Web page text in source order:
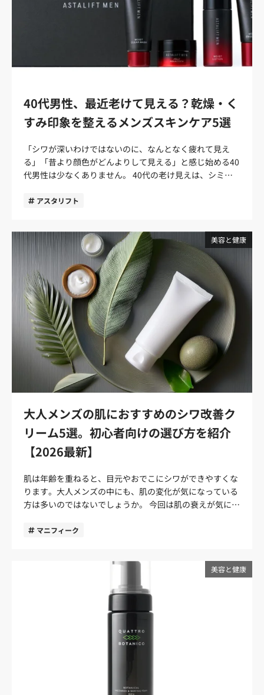
やすい理由 旅行や出張では、普段と違う環境で過ごすた
め、肌の調子が乱れやすくなります。ホテルの空調や長時
間移動、外食続き、睡眠不足などが重なると、いつもは気
にならない乾燥やテカリが出やすくなることもあります。
特に30〜40代の男性は、若いころよりも肌の水分不足や皮
つきが目立ちやすくなるため、最低限のケアを続けること
が大切です。 外泊中の原因起こりやすい肌悩み意識したい
ケアホテルの空調・機内の乾燥つっぱり、カサつき、口ま
足くすんだ印象、乾燥、コンディションの乱れ最低限の洗
顔と保湿を省かない外食続き・生活リズムの乱れテカリ、
皮脂崩れ、肌荒れ汗や皮脂を落として保湿するひげ剃り後
やすい保湿アイテムを選ぶ 外泊中の肌悩みは、単に「乾燥
洗顔や保湿を後回しにしてしまい、その積み重ねで肌の印
象が崩れやすくなります。だからこそ、外泊時は複雑なケ
アではなく、少ない手数で続けられるアイテムを選ぶこと
がポイントです。 旅行・出張用メンズスキンケアの選び方
旅行・出張用のメンズスキンケアは、普段使いのアイテム
をそのまま持っていけばよいわけではありません。外泊中
は荷物をできるだけ減らしたい一方で、ホテルの乾燥や移
動中の紫外線、ひげ剃り後の肌荒れなど、肌に負担がかか
る場面も増えます。 選ぶときは「持ち運びやすいか」「少
ない手数で使えるか」「外泊中の肌悩みに合っているか」
をチェックしましょう。ここでは、出張や旅行に持ってい
きやすいメンズスキンケアアイテムの選び方を紹介しま
ベルセットは、外泊用に便利です。必要なアイテムが最初
からまとまっているため、「何を持っていけばいいかわか
らない」というスキンケア初心者でも選びやすいでしょ
う。 特に2泊以上の出張や旅行では、洗顔と保湿をどちら
トルを詰め替える手間がなく、ポーチ付きの商品ならバッ
グの中でも散らばりにくいため、荷物をコンパクトにまと
めたい男性に向いています。 時短したいならオールインワ
ルで手早くケアを済ませたい人には、オールインワンや兼
だけで保湿ケアを完了しやすいのが魅力です。 出張中は朝
の準備に余裕がなかったり、旅行中は疲れて夜のケアが面
倒になったりしがちです。顔・体に使えるスプレー化粧水
なども、少ない手数で保湿しやすいアイテム。1泊の外泊
の乾燥が気になるなら保湿力で選ぶ ホテル泊や飛行機・新
幹線での移動が多い人は、保湿力を重視して選びましょ
せたりすることだけではありません。大切なのは、テカ
リ・カサつき・毛穴目立ち・ひげ剃り後の赤みなどを目立
が整っていると、髪型や服装まできちんとして見えやすく
なります。一方で、顔のベタつきや乾燥が目立つと、実際
で大切なのは、「洗顔で余分な皮脂を落とす」、「保湿で
乾燥を防ぐ」、「日中はUV対策や自然な肌補正で肌印象を
整える」ことです。まずは「肌をきれいに見せるための身
清潔感に肌が影響しやすい理由 清潔感は、髪型や服装だけ
で決まるものではありません。顔は人と会ったときに最初
に見られやすい部分なので、肌の状態も印象に大きく関わ
つき、毛穴の目立ちなどが出やすく、30〜40代になると乾
でも清潔感は変わります。 テカリやベタつきは疲れた印象
に見えやすい 額や鼻まわりがテカっていると、顔全体が重
たく見えたり、疲れているように見えたりすることがあり
ます。皮脂が出ること自体は自然なことですが、余分な皮
脂や汚れをそのままにしていると、毛穴汚れやベタつきが
目立ちやすくなります。 清潔感を意識するなら、まずは顔
用の洗顔料で余分な皮脂を落とすことが大切です。ただ
し、洗いすぎや落としすぎは乾燥につながるため、洗い上
がりがつっぱりにくいものを選びましょう。 カサつきや粉
ふきは手入れ不足に見えやすい 口まわりや頬がカサついて
いると、肌が荒れて見えたり、生活感が出たりすることが
あります。30〜40代の男性は、皮脂は気になるのに肌の水
分不足には気づきにくいケースもあるでしょう。 洗顔後に
何も塗らずにいると、肌の乾燥が進み、カサつきや粉ふき
が目立ちやすくなります。清潔感を保つには、洗顔後の保
湿までをセットにすることが大切です。 毛穴・赤み・青ひ
げは肌印象を左右しやすい 毛穴の目立ち、ひげ剃り後の赤
み、青ひげ、ニキビ跡なども、男性の肌印象に関わりやす
い部分です。 毛穴の目立ちやひげ剃り後の赤みが気になる
場合は、まずは洗顔と保湿で肌をすこやかに整えることが
基本です。肌の乾燥や皮脂バランスが乱れていると、毛穴
ことが清潔感につながります。 清潔感を保つメンズスキン
ん。まずは、余分な皮脂や汚れを落とす「洗顔」、乾燥を
防ぐ「保湿」、日中の肌を守る「UV対策」の3つを押さえ
感への影響STEP1.洗顔余分な皮脂や汚れを落とす洗顔料テ
カリや毛穴汚れを目立ちにくくするSTEP2.保湿乾燥やカサ
つきを防ぐ化粧水・乳液・オールインワン肌のつっぱりや
粉ふきを防ぎ、整った印象に見せるSTEP3.UV対策紫外線
40代男性、最近老けて見える？乾燥・く
すみ印象を整えるメンズスキンケア5選
「シワが深いわけではないのに、なんとなく疲れて見え
る」「昔より顔色がどんよりして見える」と感じ始める40
代男性は少なくありません。 40代の老け見えは、シミや
印象、ハリ不足、紫外線による肌ダメージの蓄積などが重
い」と感じる男性も多いはず。40代男性の老け見え対策
は、いきなり特別なケアを増やすことではなく、保湿やUV
対策を中心に、肌印象を整えることから始めるのがおすす
めです。 この記事では、40代男性の老け見え対策とし
て、スキンケア初心者でも取り入れやすいアイテムの選び
方とおすすめ商品を紹介します。 40代男性の老け見え対
策は「肌印象」を整えることから 40代の老け見え対策で
大切なのは、いきなりシミやシワだけを気にすることでは
ありません。まずは、乾燥・くすんだ印象・ハリ不足な
ど、顔全体を疲れて見せる要素を整えることが重要です。
肌にうるおいがあり、カサつきやどんより感が目立ちにく
い状態を保てると、顔全体の印象もすっきり見えるように
なります。逆に、肌が乾燥していたり、ツヤがなく見えた
りすると、実年齢以上に疲れた印象を与えることがありま
す。 40代男性のスキンケアは、若作りのためではなく、
年齢に合った肌印象を整えるためのケアです。まずは保湿
を続けること、日中の紫外線対策を意識すること、無理な
く使えるアイテムを選ぶことから始めましょう。 40代男
性が老けて見えやすくなる肌のサイン 40代になると、シ
ミやシワが急に増えたわけではなくても、「なんとなく疲
れて見える」「顔色が暗く見える」と感じることがありま
す。老け見えはひとつの原因ではなく、乾燥やくすんだ印
象、ハリ不足などが重なって起こりやすいものです。 特に
が暗く見える・ハリ不足で輪郭や表情がぼんやり見える ど
れも特別な美容ケアが必要というより、まずは保湿やUV対
策、続けやすい基本ケアで整えていきたいポイントです。
自分の肌がどのサインに近いかを把握しておくと、次に選
ぶべきスキンケアアイテムも見つけやすくなります。 40
代男性の老け見え対策アイテムの選び方 40代男性の老け
見え対策では、最初から高価な美容液を何本もそろえる必
アスタリフト
美容と健康
大人メンズの肌におすすめのシワ改善ク
リーム5選。初心者向けの選び方を紹介
【2026最新】
肌は年齢を重ねると、目元やおでこにシワができやすくな
ります。大人メンズの中にも、肌の変化が気になっている
方は多いのではないでしょうか。 今回は肌の衰えが気にな
ます。クリームがおすすめな理由や選び方も紹介するの
50代は、性別関係なくシワが気になる年代。シワは、紫外
線や乾燥によるダメージによって引き起こされます。肌は
ダメージを受けるとヒアルロン酸が減少して、肌の水分量
も低下します。年齢を重ねると肌へのダメージが蓄積する
ケアの習慣がない傾向にあります。そのため、エイジング
が深くなる前に、シワ改善に特化したスキンケアを早めに
マニフィーク
美容と健康